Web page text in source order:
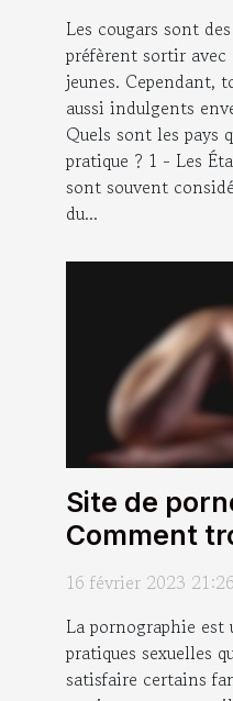
Les cougars sont
préfèrent sortir avec
jeunes. Cependant,
aussi indulgents
Quels sont les pays
pratique ? 1 - Les
sont souvent
du...
Site de
Comment
bonne
16 février 2023 21:26
La pornographie est
pratiques sexuelles
satisfaire certains